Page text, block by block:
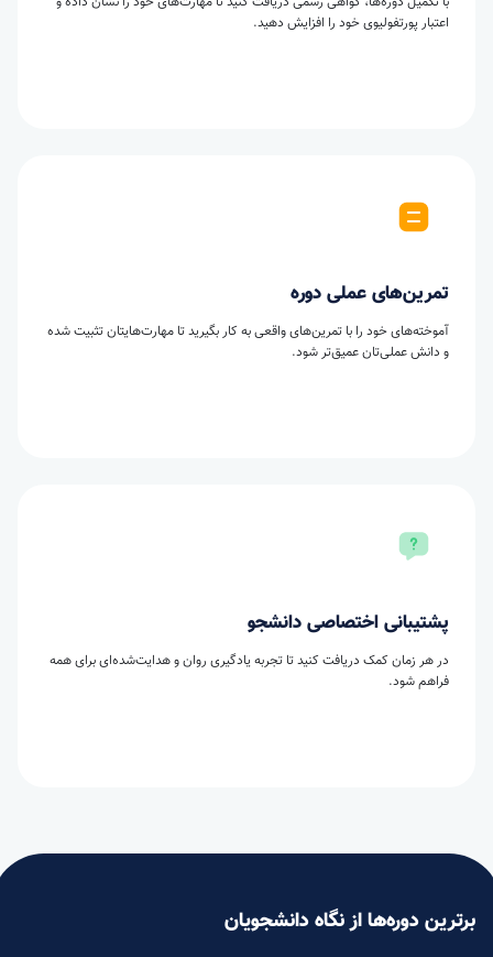
اعتبار پورتفولیوی خود را افزایش دهید.
تمرین‌های عملی دوره
آموخته‌های خود را با تمرین‌های واقعی به کار بگیرید تا مهارت‌هایتان تثبیت شده
و دانش عملی‌تان عمیق‌تر شود.
پشتیبانی اختصاصی دانشجو
در هر زمان کمک دریافت کنید تا تجربه یادگیری روان و هدایت‌شده‌ای برای همه
فراهم شود.
برترین دوره‌ها از نگاه دانشجویان